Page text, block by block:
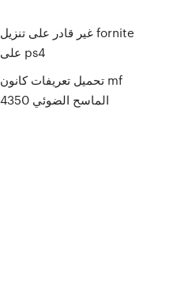
غير قادر على تنزيل fornite
على ps4
تحميل تعريفات كانون mf
4350 الماسح الضوئي